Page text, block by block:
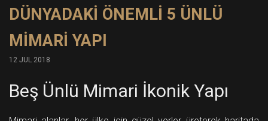
DÜNYADAKİ ÖNEMLİ 5 ÜNLÜ
MİMARİ YAPI
12 JUL 2018
Beş Ünlü Mimari İkonik Yapı